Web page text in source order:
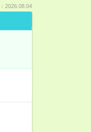
2026.08.04